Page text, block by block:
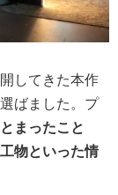
してきた本作
ばました。プ
まったこと
物といった情